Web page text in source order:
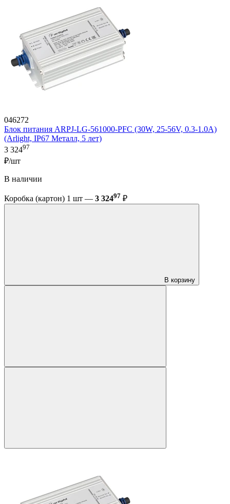
046272
Блок питания ARPJ-LG-561000-PFC (30W, 25-56V, 0.3-1.0A)
(Arlight, IP67 Металл, 5 лет)
3 32497
₽/шт
В наличии
Коробка (картон) 1 шт — 3 32497 ₽
В корзину